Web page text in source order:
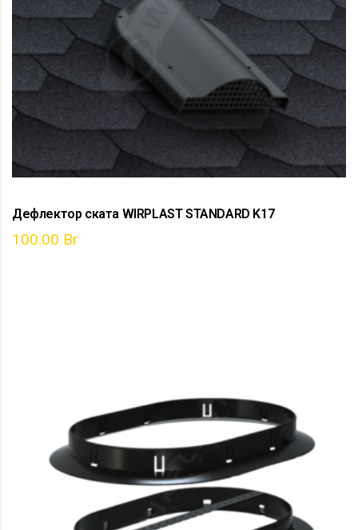
Дефлектор ската WIRPLAST STANDARD K17
100.00 Br